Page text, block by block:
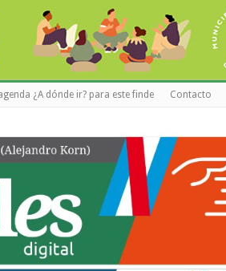
¿A dónde ir? para este finde Contacto